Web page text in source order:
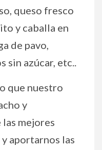
queso fresco
y caballa en
de pavo,
sin azúcar, etc..
que nuestro
y
mejores
aportarnos las